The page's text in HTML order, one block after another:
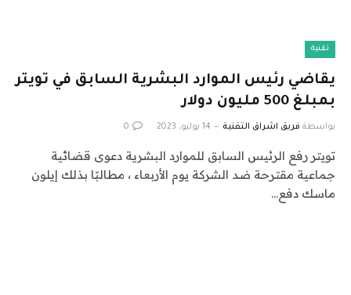
تقنية
يقاضي رئيس الموارد البشرية السابق في تويتر
بمبلغ 500 مليون دولار
بواسطة فريق اشراق التقنية 14 يوليو، 2023 0
تويتر رفع الرئيس السابق للموارد البشرية دعوى قضائية
جماعية مقترحة ضد الشركة يوم الأربعاء ، مطالبًا بذلك إيلون
ماسك دفع…